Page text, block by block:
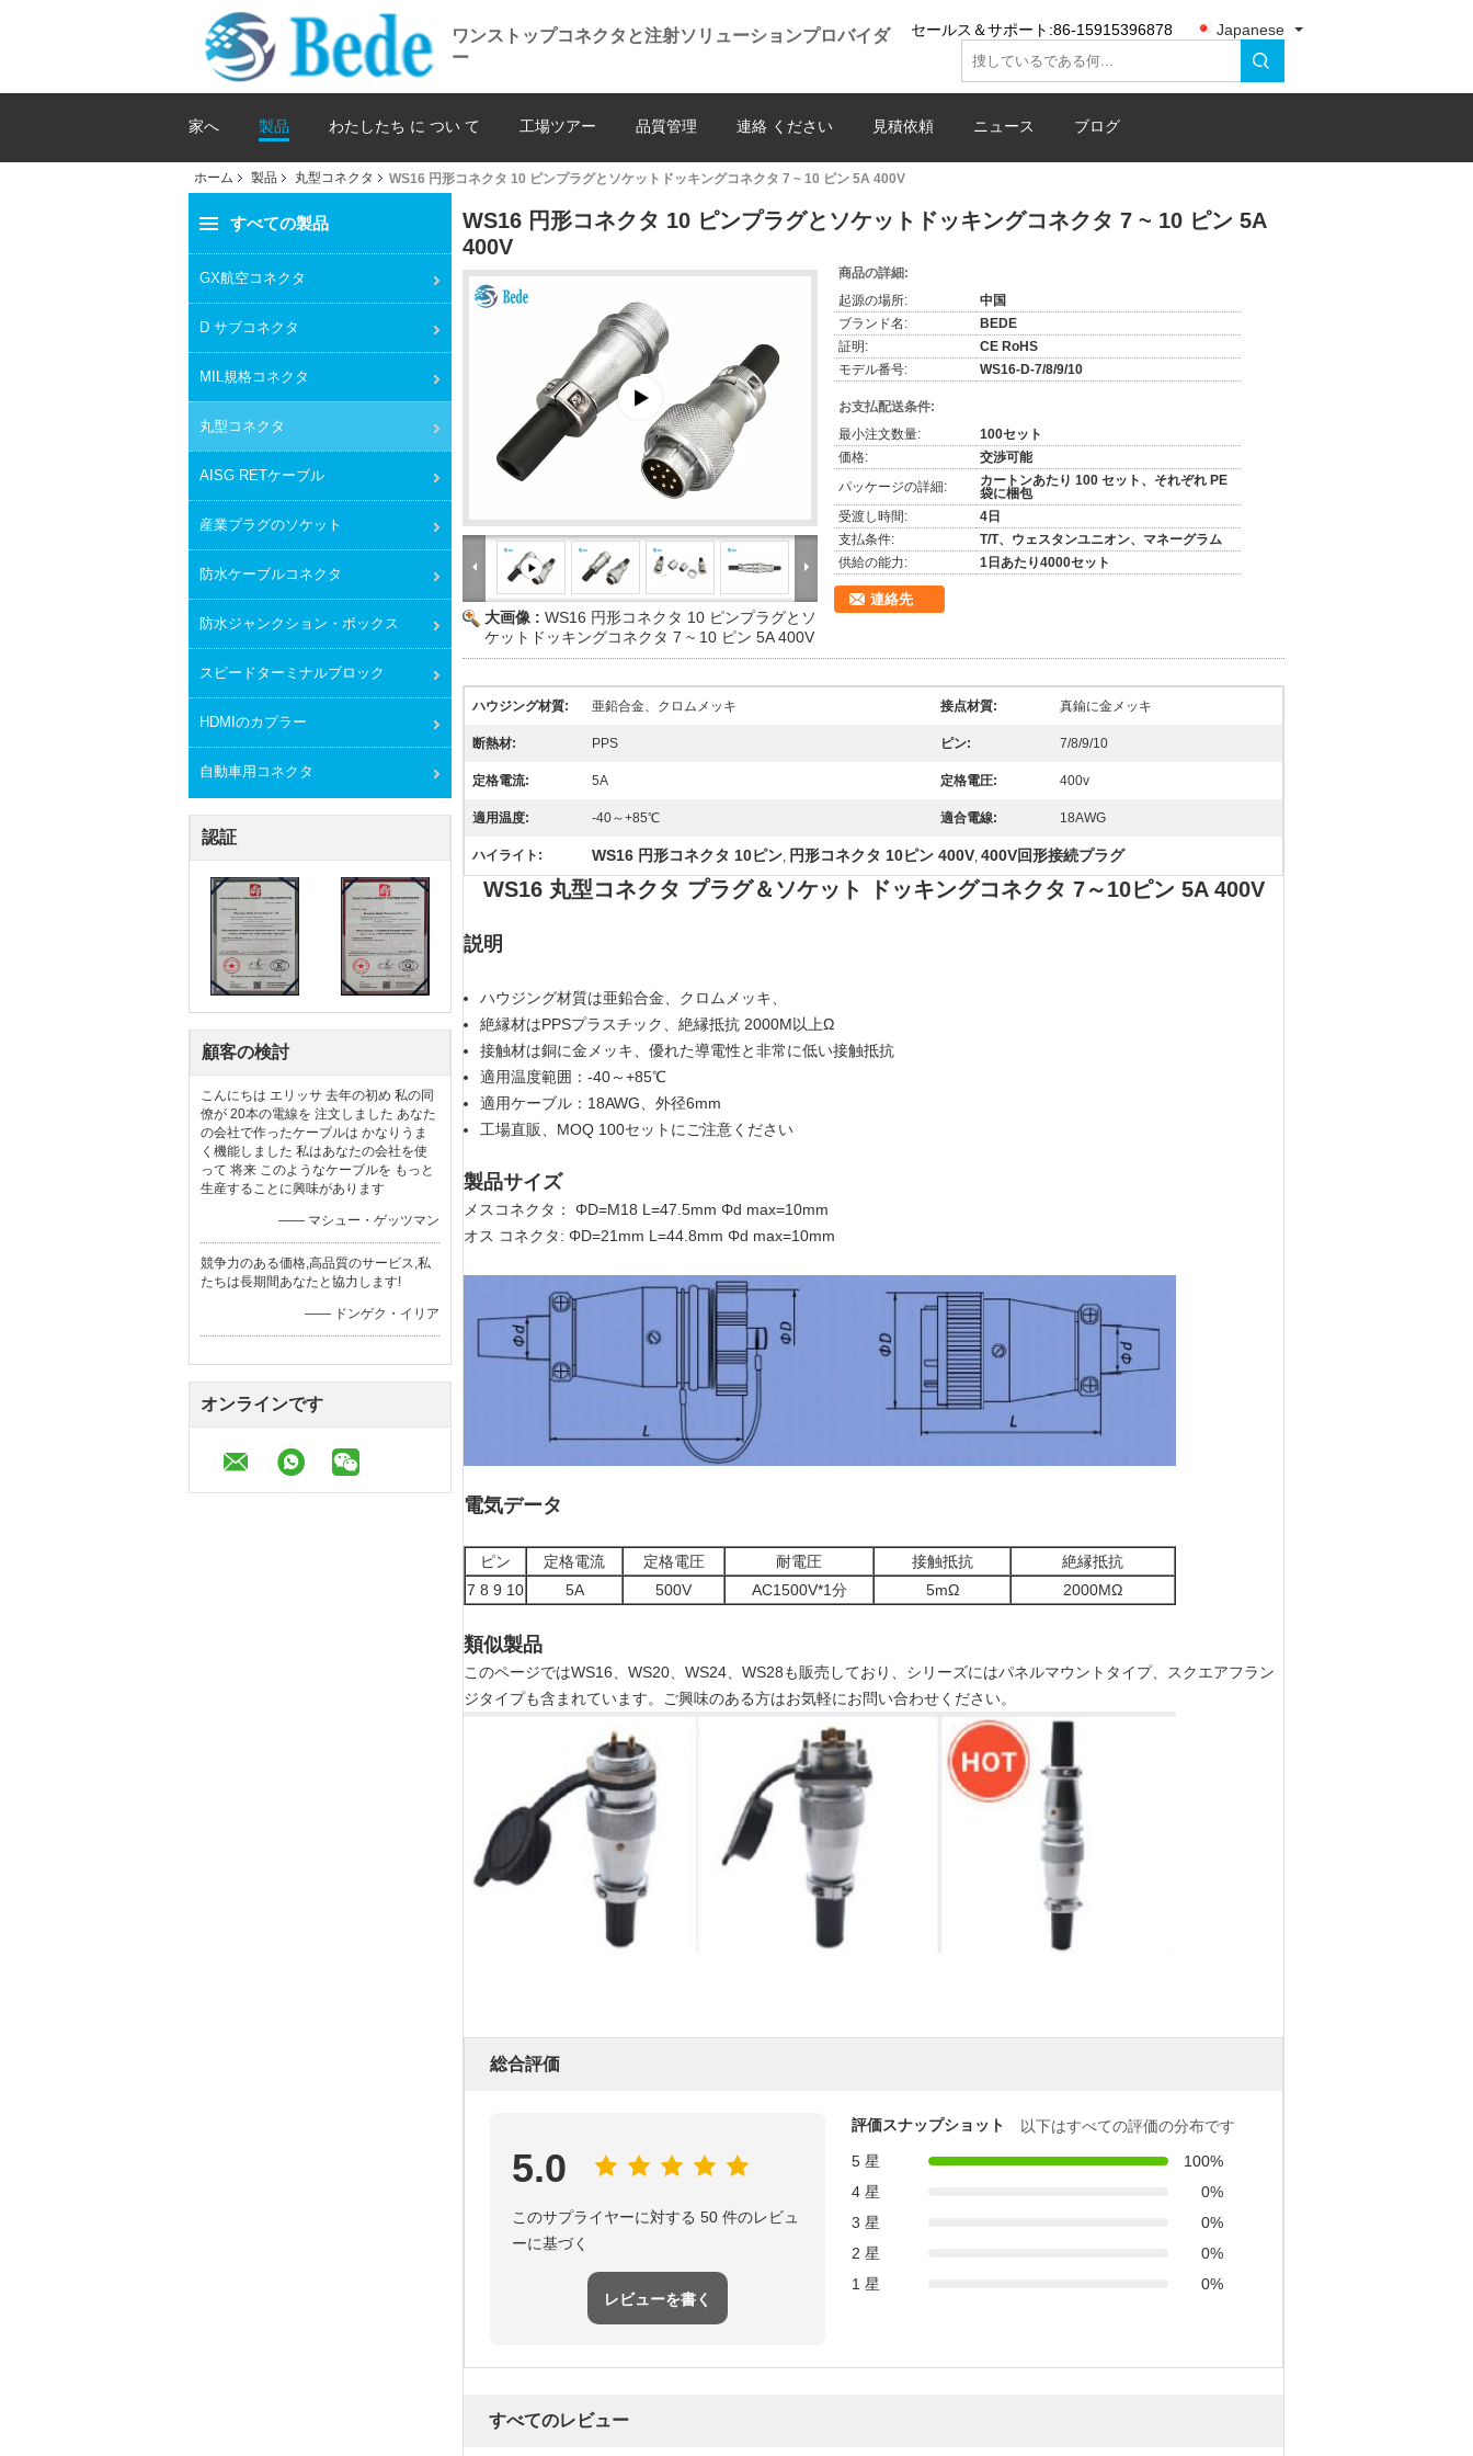
ワンストップコネクタと注射ソリューションプロバイダ
ー
セールス＆サポート:86-15915396878 Japanese
家へ 製品 わたしたち に つい て 工場ツアー 品質管理 連絡 ください 見積依頼 ニュース ブログ
ホーム 製品 丸型コネクタ WS16 円形コネクタ 10 ピンプラグとソケットドッキングコネクタ 7 ~ 10 ピン 5A 400V
すべての製品
GX航空コネクタ
D サブコネクタ
MIL規格コネクタ
丸型コネクタ
AISG RETケーブル
産業プラグのソケット
防水ケーブルコネクタ
防水ジャンクション・ボックス
スピードターミナルブロック
HDMIのカプラー
自動車用コネクタ
認証
顧客の検討
こんにちは エリッサ 去年の初め 私の同
僚が 20本の電線を 注文しました あなた
の会社で作ったケーブルは かなりうま
く機能しました 私はあなたの会社を使
って 将来 このようなケーブルを もっと
生産することに興味があります
—— マシュー・ゲッツマン
競争力のある価格,高品質のサービス,私
たちは長期間あなたと協力します!
—— ドンゲク・イリア
オンラインです
WS16 円形コネクタ 10 ピンプラグとソケットドッキングコネクタ 7 ~ 10 ピン 5A
400V
大画像 : WS16 円形コネクタ 10 ピンプラグとソ
ケットドッキングコネクタ 7 ~ 10 ピン 5A 400V
商品の詳細:
起源の場所:
中国
ブランド名:
BEDE
証明:
CE RoHS
モデル番号:
WS16-D-7/8/9/10
お支払配送条件:
最小注文数量:
100セット
価格:
交渉可能
パッケージの詳細:
カートンあたり 100 セット、それぞれ PE
袋に梱包
受渡し時間:
4日
支払条件:
T/T、ウェスタンユニオン、マネーグラム
供給の能力:
1日あたり4000セット
連絡先
ハウジング材質: 亜鉛合金、クロムメッキ 接点材質: 真鍮に金メッキ
断熱材: PPS ピン: 7/8/9/10
定格電流: 5A 定格電圧: 400v
適用温度: -40～+85℃ 適合電線: 18AWG
ハイライト: WS16 円形コネクタ 10ピン, 円形コネクタ 10ピン 400V, 400V回形接続プラグ
WS16 丸型コネクタ プラグ＆ソケット ドッキングコネクタ 7～10ピン 5A 400V
説明
ハウジング材質は亜鉛合金、クロムメッキ、
絶縁材はPPSプラスチック、 絶縁抵抗 2000M以上Ω
接触材は銅に金メッキ、優れた導電性と非常に低い接触抵抗
適用温度範囲：-40～+85℃
適用ケーブル：18AWG、外径6mm
工場直販、MOQ 100セットにご注意ください
製品サイズ
メスコネクタ： ΦD=M18 L=47.5mm Φd max=10mm
オス コネクタ: ΦD=21mm L=44.8mm Φd max=10mm
電気データ
ピン 定格電流 定格電圧 耐電圧 接触抵抗
絶縁抵抗
7 8 9 10
5A 500V AC1500V*1分 5mΩ 2000MΩ
類似製品
このページではWS16、WS20、WS24、WS28も販売しており、シリーズにはパネルマウントタイプ、スクエアフラン
ジタイプも含まれています。ご興味のある方はお気軽にお問い合わせください。
総合評価
5.0
このサプライヤーに対する 50 件のレビュ
ーに基づく
レビューを書く
評価スナップショット
以下はすべての評価の分布です
5 星
100%
4 星
0%
3 星
0%
2 星
0%
1 星
0%
すべてのレビュー